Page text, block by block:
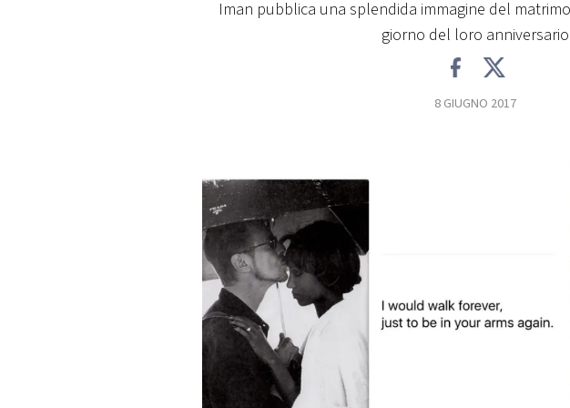
PLAYLIST
CONCORSI
EVENTI
VIDEO
TV
PRINCIPATO
Iman pubblica una splendida immagine del
giorno del loro anniversario
8 GIUGNO 2017